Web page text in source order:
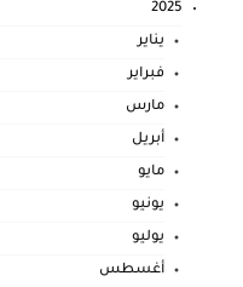
2025
يناير
فبراير
مارس
أبريل
مايو
يونيو
يوليو
أغسطس